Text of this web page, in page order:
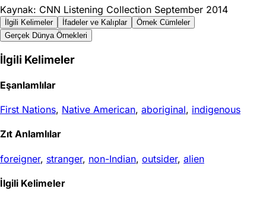
Kaynak: CNN Listening Collection September 2014
İlgili Kelimeler İfadeler ve Kalıplar
Örnek Cümleler
Gerçek Dünya Örnekleri
İlgili Kelimeler
Eşanlamlılar
First Nations, Native American, aboriginal, indigenous
Zıt Anlamlılar
foreigner, stranger, non-Indian, outsider, alien
İlgili Kelimeler